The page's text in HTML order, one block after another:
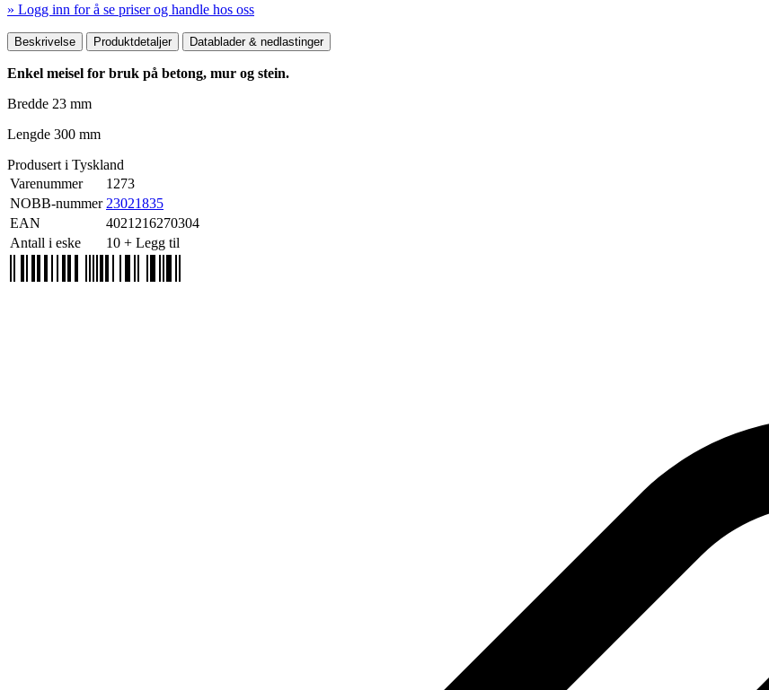
» Logg inn for å se priser og handle hos oss
Mer produktdetaljer
Beskrivelse Produktdetaljer Datablader & nedlastinger
Enkel meisel for bruk på betong, mur og stein.
Bredde 23 mm
Lengde 300 mm
Produsert i Tyskland
Varenummer
1273
NOBB-nummer 23021835
EAN
4021216270304
Antall i eske
10 + Legg til